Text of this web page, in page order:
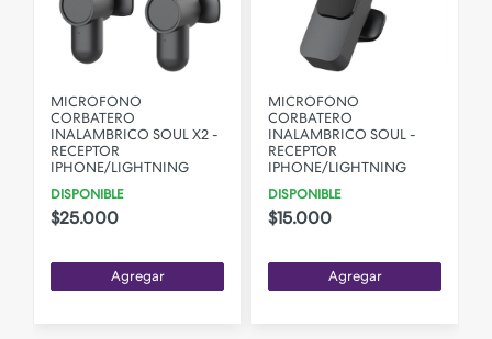
MICROFONO
CORBATERO
INALAMBRICO SOUL X2 -
RECEPTOR
IPHONE/LIGHTNING
DISPONIBLE
$25.000
Agregar
MICROFONO
CORBATERO
INALAMBRICO SOUL -
RECEPTOR
IPHONE/LIGHTNING
DISPONIBLE
$15.000
Agregar